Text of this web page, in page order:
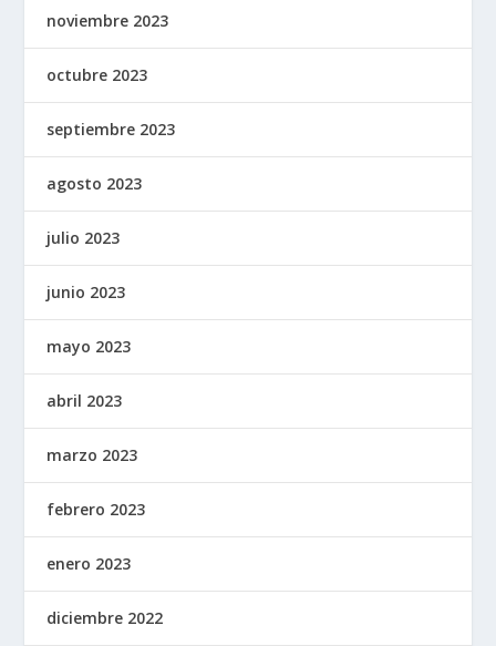
noviembre 2023
octubre 2023
septiembre 2023
agosto 2023
julio 2023
junio 2023
mayo 2023
abril 2023
marzo 2023
febrero 2023
enero 2023
diciembre 2022